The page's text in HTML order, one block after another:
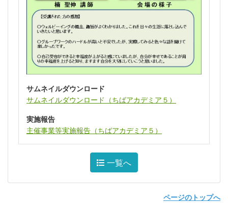
サムネイルダウンロード
サムネイルダウンロード（ちばアカデミア５）
実施報告
主催事業等実施報告（ちばアカデミア５）
一覧へ
ページのトップへ